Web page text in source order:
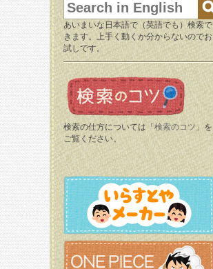
あいまいな日本語で（英語でも）検索で
きます。上手く動くか分からないのでお
試しです。
検索の仕方については「 検索のコツ 」を
ご覧ください。